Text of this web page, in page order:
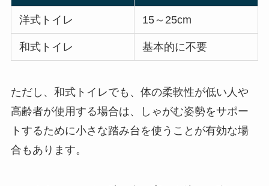
洋式トイレ 15～25cm
和式トイレ 基本的に不要
ただし、和式トイレでも、体の柔軟性が低い人や
高齢者が使用する場合は、しゃがむ姿勢をサポー
トするために小さな踏み台を使うことが有効な場
合もあります。